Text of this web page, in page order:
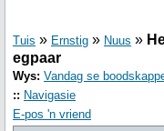
Tuis » Ernstig » Nuus »
egpaar
Wys: Vandag se
:: Navigasie
E-pos 'n vriend